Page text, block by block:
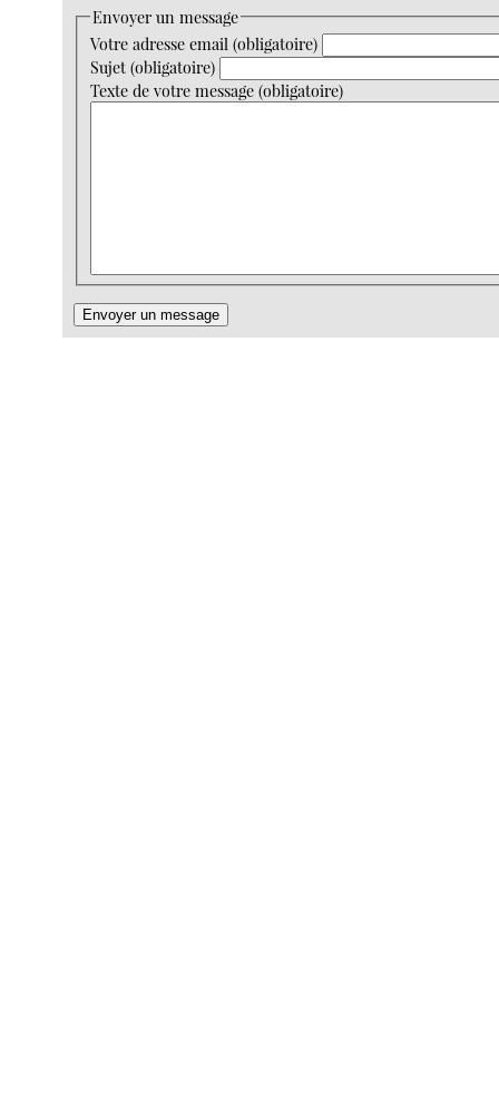
Envoyer un message
Votre adresse email (obligatoire)
Sujet (obligatoire)
Texte de votre message (obligatoire)